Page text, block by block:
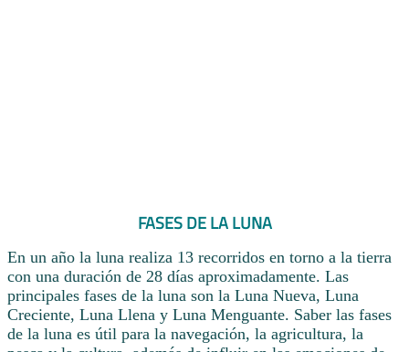
FASES DE LA LUNA
En un año la luna realiza 13 recorridos en torno a la tierra
con una duración de 28 días aproximadamente. Las
principales fases de la luna son la Luna Nueva, Luna
Creciente, Luna Llena y Luna Menguante. Saber las fases
de la luna es útil para la navegación, la agricultura, la